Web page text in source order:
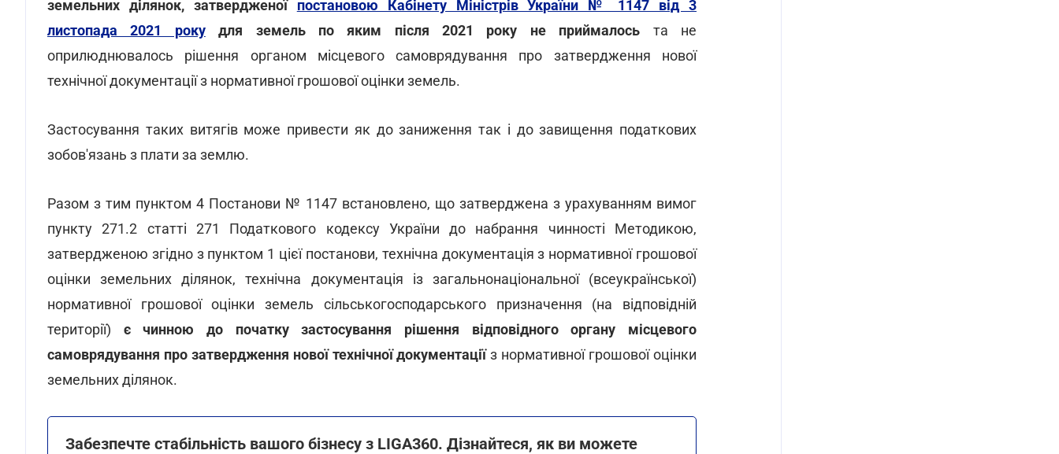
земельних ділянок, затвердженої постановою Кабінету Міністрів України № 1147 від 3
листопада 2021 рокудля земель по яким після 2021 року не приймалось та не
оприлюднювалось рішення органом місцевого самоврядування про затвердження нової
технічної документації з нормативної грошової оцінки земель.
Застосування таких витягів може привести як до заниження так і до завищення податкових
зобов'язань з плати за землю.
Разом з тим пунктом 4 Постанови № 1147 встановлено, що затверджена з урахуванням вимог
пункту 271.2 статті 271 Податкового кодексу України до набрання чинності Методикою,
затвердженою згідно з пунктом 1 цієї постанови, технічна документація з нормативної грошової
оцінки земельних ділянок, технічна документація із загальнонаціональної (всеукраїнської)
нормативної грошової оцінки земель сільськогосподарського призначення (на відповідній
території) є чинною до початку застосування рішення відповідного органу місцевого
самоврядування про затвердження нової технічної документаціїз нормативної грошової оцінки
земельних ділянок.
Забезпечте стабільність вашого бізнесу з LIGA360. Дізнайтеся, як ви можете